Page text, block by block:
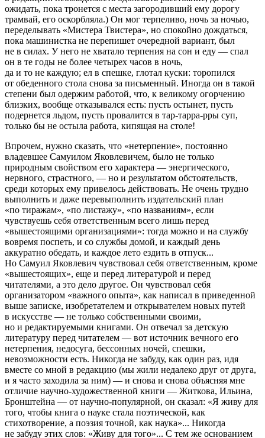
ожидать, пока тронется с места загородивший ему дорогу
трамвай, его оскорбляла.) Он мог терпеливо, ночь за ночью,
переделывать «Мистера Твистера», но спокойно дождаться,
пока машинистка не перепишет очередной вариант, был
не в силах. У него не хватало терпения на сон и еду — спал
он в те годы не более четырех часов в ночь,
да и то не каждую; ел в спешке, глотал куски: торопился
от обеденного стола снова за письменный. Иногда он в такой
степени был одержим работой, что, к великому огорчению
близких, вообще отказывался есть: пусть остынет, пусть
подернется льдом, пусть провалится в тар-тарра-рры суп,
только бы не остыла работа, кипящая на столе!
Впрочем, нужно сказать, что «нетерпение», постоянно
владевшее Самуилом Яковлевичем, было не только
природным свойством его характера — энергического,
нервного, страстного, — но и результатом обстоятельств,
среди которых ему привелось действовать. Не очень трудно
выполнить и даже перевыполнить издательский план
«по тиражам», «по листажу», «по названиям», если
чувствуешь себя ответственным всего лишь перед
«вышестоящими организациями»: тогда можно и на службу
вовремя поспеть, и со службы домой, и каждый день
аккуратно обедать, и каждое лето ездить в отпуск...
Но Самуил Яковлевич чувствовал себя ответственным, кроме
«вышестоящих», еще и перед литературой и перед
читателями, а это дело другое. Он чувствовал себя
организатором «важного опыта», как написал в приведенной
выше записке, изобретателем и открывателем новых путей
в искусстве — не только собственными своими,
но и редактируемыми книгами. Он отвечал за детскую
литературу перед читателем — вот источник вечного его
нетерпения, недосуга, бессонных ночей, спешки,
невозможности есть. Никогда не забуду, как один раз, идя
вместе со мной в редакцию (мы жили недалеко друг от друга,
и я часто заходила за ним) — и снова и снова объясняя мне
отличие научно-художественной книги — Житкова, Ильина,
Бронштейна — от научно-популярной, он сказал: «Я живу для
того, чтобы книга о науке стала поэтической, как
стихотворение, а поэзия точной, как наука»... Никогда
не забуду этих слов: «Живу для того»... С тем же основанием